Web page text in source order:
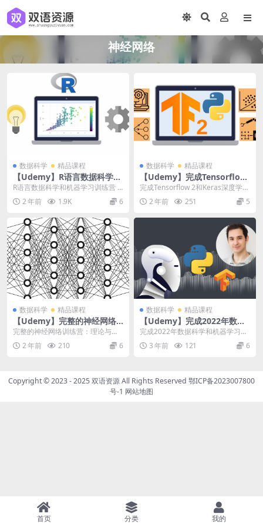
神经网络
数据科学 精品课程
【Udemy】R语言数据科学和
机器学习训练营
R语言数据科学和机器学习训练营 |
Data Science and Machi...
2 年前 1.9K 6
数据科学 精品课程
【Udemy】完成Tensorflow
2和Keras深度学习训练营
完成Tensorflow 2和Keras深度学习
训练营 | Complete T...
2 年前 251 5
数据科学 精品课程
【Udemy】完整的神经网络
训练营：理论与应用
完整的神经网络训练营：理论与应
用 | The Complete Neural N...
2 年前 210 6
数据科学 精品课程
【Udemy】完成2022年数据
科学和机器学习训练营
完成2022年数据科学和机器学习训
练营 | Complete 2022 Data...
3 年前 121 6
Copyright © 2023 - 2025双语资源All Rights Reserved 鄂ICP备2023007800
号-1 网站地图
首页 分类 我的